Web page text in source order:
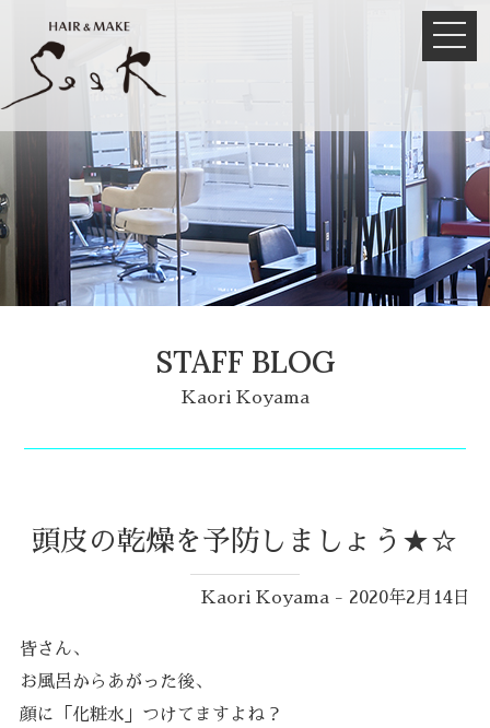
STAFF BLOG
Kaori Koyama
頭皮の乾燥を予防しましょう★☆
Kaori Koyama - 2020年2月14日
皆さん、
お風呂からあがった後、
顔に「化粧水」つけてますよね？